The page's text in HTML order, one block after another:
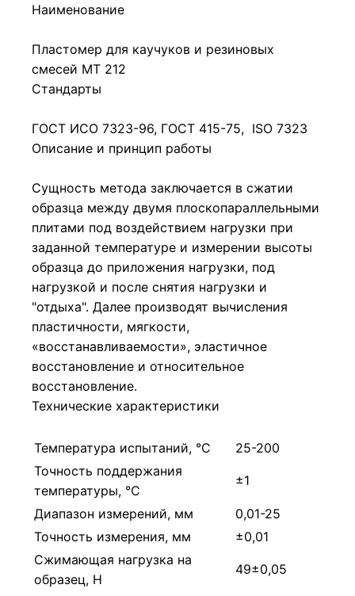
Наименование
Пластомер для каучуков и резиновых
смесей МТ 212
Стандарты
ГОСТ ИСО 7323-96, ГОСТ 415-75, ISO 7323
Описание и принцип работы
Сущность метода заключается в сжатии
образца между двумя плоскопараллельными
плитами под воздействием нагрузки при
заданной температуре и измерении высоты
образца до приложения нагрузки, под
нагрузкой и после снятия нагрузки и
"отдыха". Далее производят вычисления
пластичности, мягкости,
«восстанавливаемости», эластичное
восстановление и относительное
восстановление.
Технические характеристики
Температура испытаний, °С
25-200
Точность поддержания
температуры, °С
±1
Диапазон измерений, мм
0,01-25
Точность измерения, мм
±0,01
Сжимающая нагрузка на
образец, Н
49±0,05